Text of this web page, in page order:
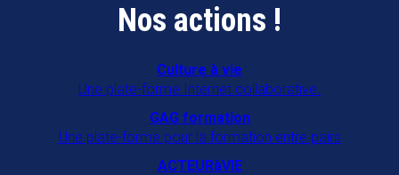
Nos actions !
Culture à vie
Une plate-forme Internet collaborative.
GAG formation
Une plate-forme pour la formation entre pairs
ACTEURàVIE